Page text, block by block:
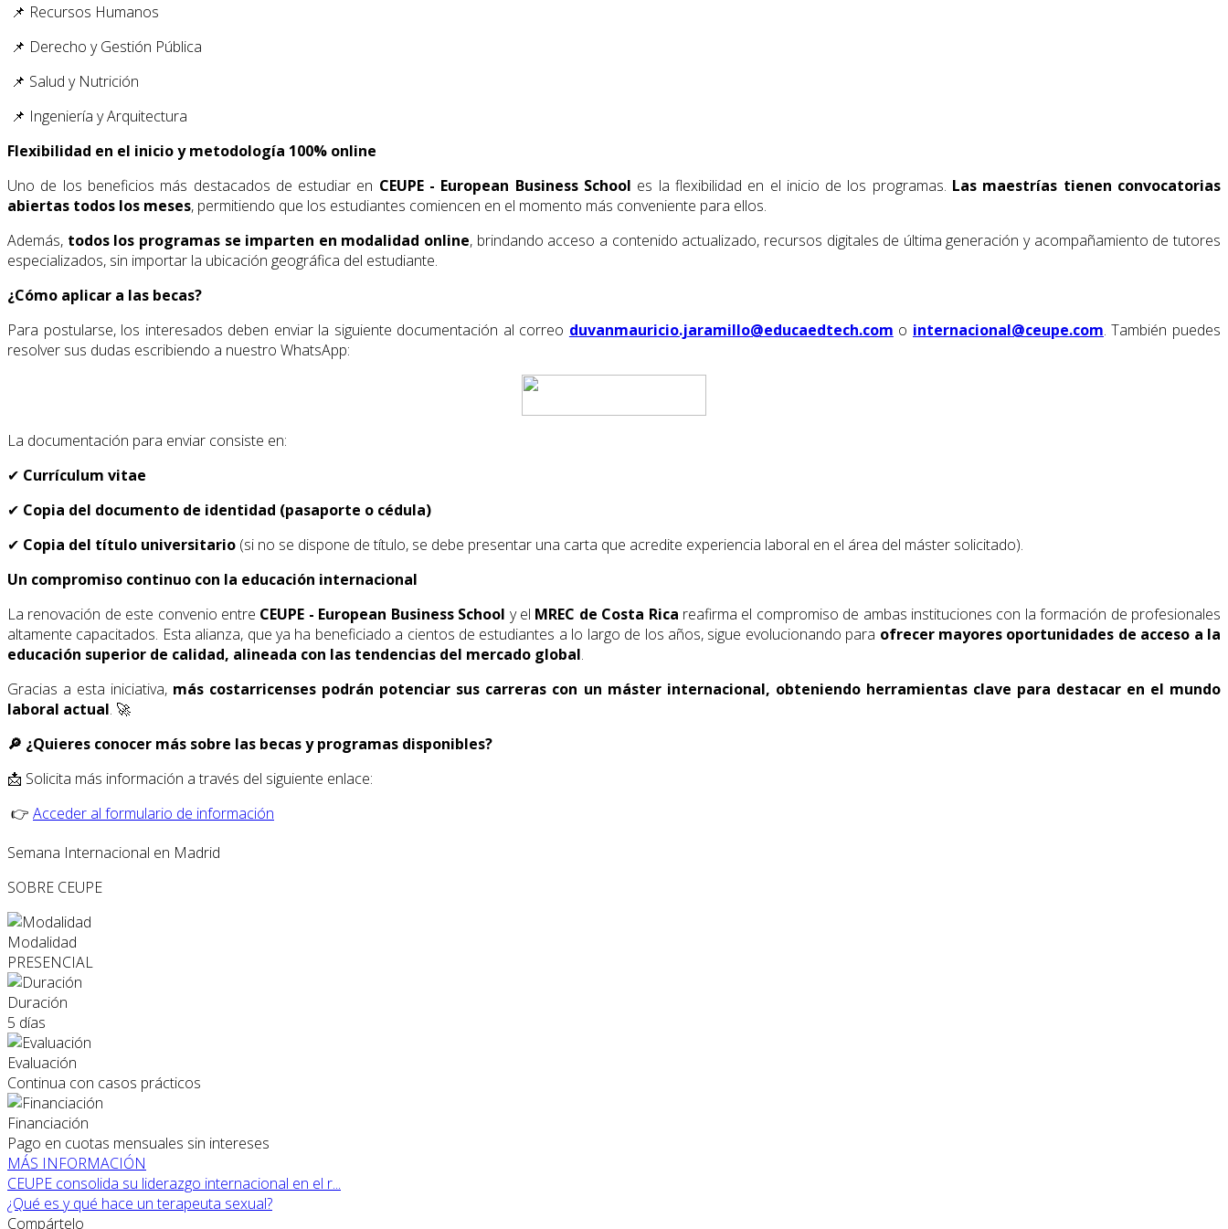
📌 Recursos Humanos
📌 Derecho y Gestión Pública
📌 Salud y Nutrición
📌 Ingeniería y Arquitectura
Flexibilidad en el inicio y metodología 100% online
Uno de los beneficios más destacados de estudiar en CEUPE - European Business School es la flexibilidad en el inicio de los programas. Las maestrías tienen convocatorias
abiertas todos los meses, permitiendo que los estudiantes comiencen en el momento más conveniente para ellos.
Además, todos los programas se imparten en modalidad online, brindando acceso a contenido actualizado, recursos digitales de última generación y acompañamiento de tutores
especializados, sin importar la ubicación geográfica del estudiante.
¿Cómo aplicar a las becas?
Para postularse, los interesados deben enviar la siguiente documentación al correo duvanmauricio.jaramillo@educaedtech.com o internacional@ceupe.com. También puedes
resolver sus dudas escribiendo a nuestro WhatsApp:
La documentación para enviar consiste en:
✔ Currículum vitae
✔ Copia del documento de identidad (pasaporte o cédula)
✔ Copia del título universitario (si no se dispone de título, se debe presentar una carta que acredite experiencia laboral en el área del máster solicitado).
Un compromiso continuo con la educación internacional
La renovación de este convenio entre CEUPE - European Business School y el MREC de Costa Rica reafirma el compromiso de ambas instituciones con la formación de profesionales
altamente capacitados. Esta alianza, que ya ha beneficiado a cientos de estudiantes a lo largo de los años, sigue evolucionando para ofrecer mayores oportunidades de acceso a la
educación superior de calidad, alineada con las tendencias del mercado global.
Gracias a esta iniciativa, más costarricenses podrán potenciar sus carreras con un máster internacional, obteniendo herramientas clave para destacar en el mundo
laboral actual. 🚀
🔎 ¿Quieres conocer más sobre las becas y programas disponibles?
📩 Solicita más información a través del siguiente enlace:
👉 Acceder al formulario de información
Semana Internacional en Madrid
SOBRE CEUPE
Modalidad
PRESENCIAL
Duración
5 días
Evaluación
Continua con casos prácticos
Financiación
Pago en cuotas mensuales sin intereses
MÁS INFORMACIÓN
CEUPE consolida su liderazgo internacional en el r...
¿Qué es y qué hace un terapeuta sexual?
Compártelo